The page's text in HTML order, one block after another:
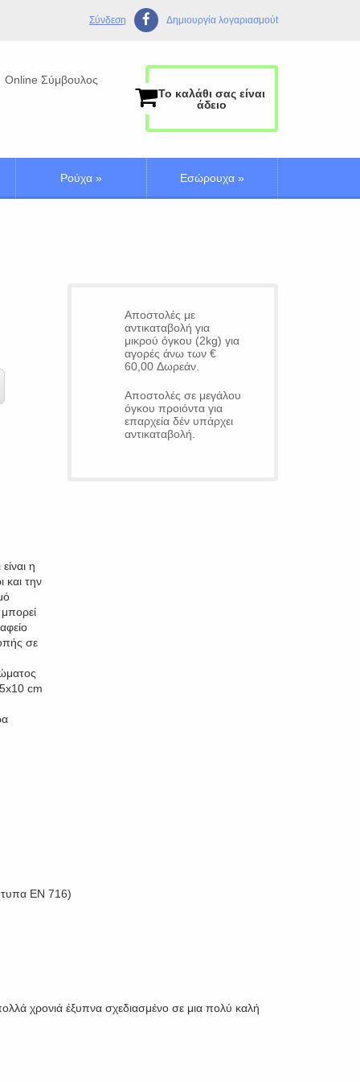
Σύνδεση Δημιουργία λογαριασμούt
Online Σύμβουλος
Το καλάθι σας είναι
άδειο
Ρούχα » Εσώρουχα »
η
και την
σε
cm
Αποστολές με
αντικαταβολή για
μικρού όγκου (2kg) για
αγορές άνω των €
60,00 Δωρεάν.
Αποστολές σε μεγάλου
όγκου προιόντα για
επαρχεία δέν υπάρχει
αντικαταβολή.
ΕΝ 716)
χρονιά έξυπνα σχεδιασμένο σε μια πολύ καλή